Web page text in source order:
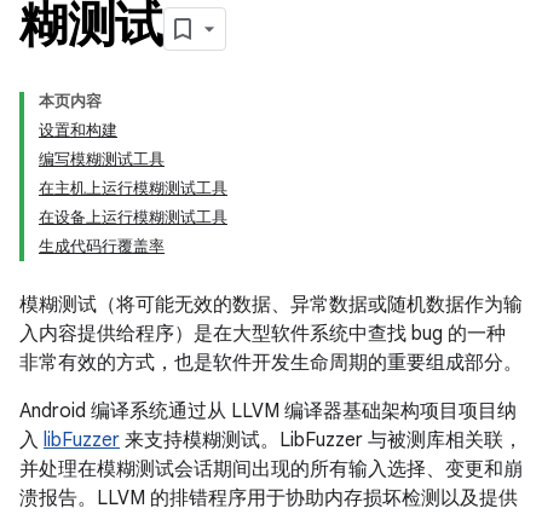
糊测试
本页内容
设置和构建
编写模糊测试工具
在主机上运行模糊测试工具
在设备上运行模糊测试工具
生成代码行覆盖率
模糊测试（将可能无效的数据、异常数据或随机数据作为输
入内容提供给程序）是在大型软件系统中查找 bug 的一种
非常有效的方式，也是软件开发生命周期的重要组成部分。
Android 编译系统通过从 LLVM 编译器基础架构项目项目纳
入 libFuzzer 来支持模糊测试。LibFuzzer 与被测库相关联，
并处理在模糊测试会话期间出现的所有输入选择、变更和崩
溃报告。LLVM 的排错程序用于协助内存损坏检测以及提供